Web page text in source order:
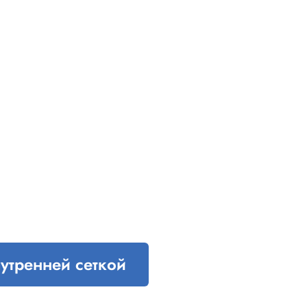
сеткой